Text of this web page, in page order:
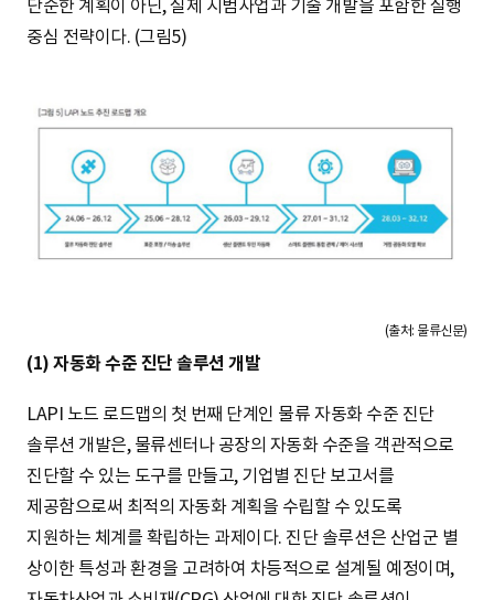
단순한 계획이 아닌, 실제 시범사업과 기술 개발을 포함한 실행
중심 전략이다. (그림5)
(출처: 물류신문)
(1) 자동화 수준 진단 솔루션 개발
LAPI 노드 로드맵의 첫 번째 단계인 물류 자동화 수준 진단
솔루션 개발은, 물류센터나 공장의 자동화 수준을 객관적으로
진단할 수 있는 도구를 만들고, 기업별 진단 보고서를
제공함으로써 최적의 자동화 계획을 수립할 수 있도록
지원하는 체계를 확립하는 과제이다. 진단 솔루션은 산업군 별
상이한 특성과 환경을 고려하여 차등적으로 설계될 예정이며,